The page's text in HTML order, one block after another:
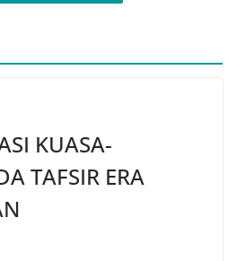
KUASA-
TAFSIR ERA